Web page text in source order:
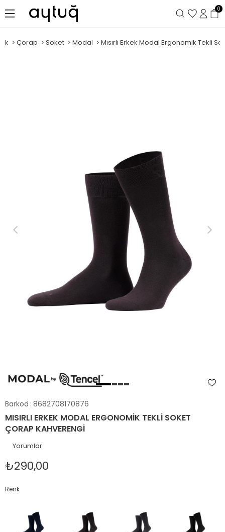
0
Çorap Soket Modal
Barkod : 8682708170876
MISIRLI ERKEK MODAL ERGONOMIK TEKLI SOKET
ÇORAP KAHVERENGI
Yorumlar
₺290,00
Renk